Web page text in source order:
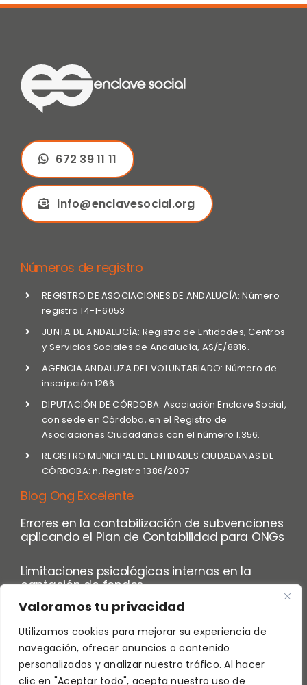
Valoramos tu privacidad
Utilizamos cookies para mejorar su experiencia de
navegación, ofrecer anuncios o contenido
personalizados y analizar nuestro tráfico. Al hacer
clic en "Aceptar todo", acepta nuestro uso de
672 39 11 11
info@enclavesocial.org
Números de registro
REGISTRO DE ASOCIACIONES DE ANDALUCÍA: Número
registro 14-1-6053
JUNTA DE ANDALUCÍA: Registro de Entidades, Centros
y Servicios Sociales de Andalucía, AS/E/8816.
AGENCIA ANDALUZA DEL VOLUNTARIADO: Número de
inscripción 1266
DIPUTACIÓN DE CÓRDOBA: Asociación Enclave Social,
con sede en Córdoba, en el Registro de
Asociaciones Ciudadanas con el número 1.356.
REGISTRO MUNICIPAL DE ENTIDADES CIUDADANAS DE
CÓRDOBA: n. Registro 1386/2007
Blog Ong Excelente
Errores en la contabilización de subvenciones
aplicando el Plan de Contabilidad para ONGs
Limitaciones psicológicas internas en la
captación de fondos